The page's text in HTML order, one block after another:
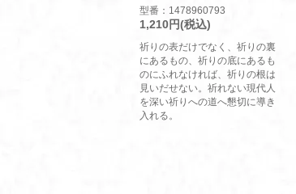
型番：1478960793
1,210円(税込)
祈りの表だけでなく、祈りの裏
にあるもの、祈りの底にあるも
のにふれなければ、祈りの根は
見いだせない。祈れない現代人
を深い祈りへの道へ懇切に導き
入れる。